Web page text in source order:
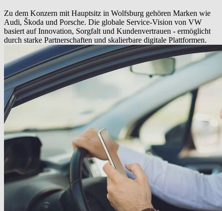
Zu dem Konzern mit Hauptsitz in Wolfsburg gehören Marken wie
Audi, Škoda und Porsche. Die globale Service-Vision von VW
basiert auf Innovation, Sorgfalt und Kundenvertrauen - ermöglicht
durch starke Partnerschaften und skalierbare digitale Plattformen.